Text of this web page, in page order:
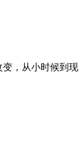
变，从小时候到现